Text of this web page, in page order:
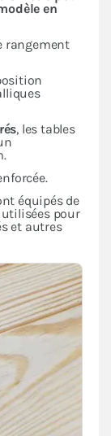
en
rangement
, les tables
équipés de
pour
et autres